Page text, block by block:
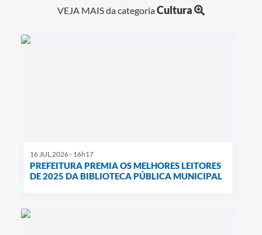
VEJA MAIS da categoriaCultura
16 JUL 2026 - 16h17
PREFEITURA PREMIA OS MELHORES LEITORES
DE 2025 DA BIBLIOTECA PÚBLICA MUNICIPAL